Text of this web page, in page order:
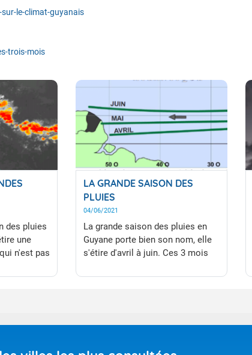
le-climat-guyanais
trois-mois
des pluies
une
n'est pas
même ses
LA GRANDE SAISON DES
PLUIES
04/06/2021
La grande saison des pluies en
Guyane porte bien son nom, elle
s'étire d'avril à juin. Ces 3 mois
pluvieux de l'année.